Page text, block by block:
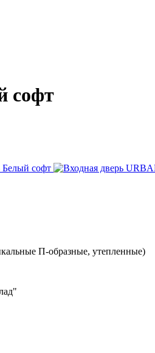
софт
П-образные, утепленные)